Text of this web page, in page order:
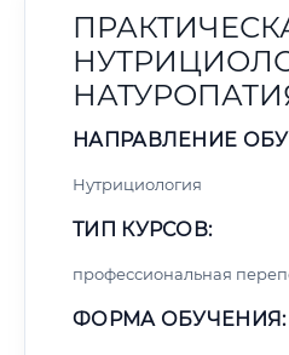
НАПРАВЛЕНИЕ
Нутрициология
ТИП КУРСОВ:
профессиональная
ФОРМА ОБУЧЕНИЯ: